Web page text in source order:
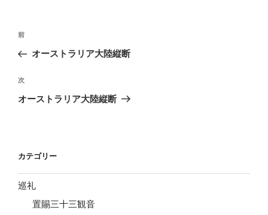
投
ナ
ビ
ゲ
ン
前
の
稿
前
オーストラリア大陸縦断
次
の
次
オーストラリア大陸縦断
カテゴリー
巡礼
置賜三十三観音